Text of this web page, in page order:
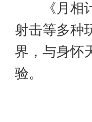
《月
射击等多种
界，与身怀
验。